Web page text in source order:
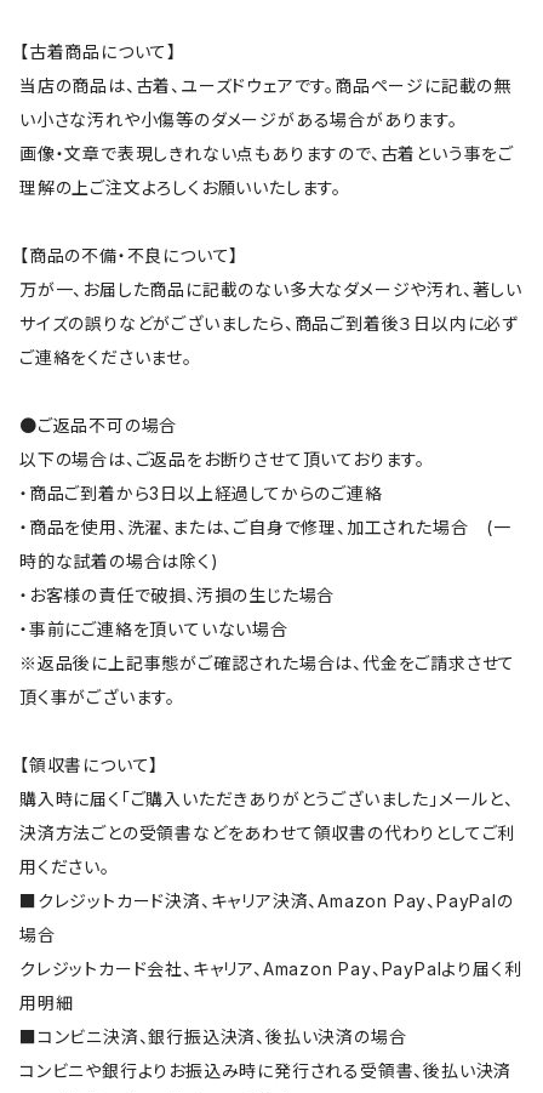
【古着商品について】
当店の商品は、古着、ユーズドウェアです。商品ページに記載の無
い小さな汚れや小傷等のダメージがある場合があります。
画像・文章で表現しきれない点もありますので、古着という事をご
理解の上ご注文よろしくお願いいたします。
【商品の不備・不良について】
万が一、お届した商品に記載のない多大なダメージや汚れ、著しい
サイズの誤りなどがございましたら、商品ご到着後３日以内に必ず
ご連絡をくださいませ。
●ご返品不可の場合
以下の場合は、ご返品をお断りさせて頂いております。
・商品ご到着から3日以上経過してからのご連絡
・商品を使用、洗濯、または、ご自身で修理、加工された場合 (一
時的な試着の場合は除く)
・お客様の責任で破損、汚損の生じた場合
・事前にご連絡を頂いていない場合
※返品後に上記事態がご確認された場合は、代金をご請求させて
頂く事がございます。
【領収書について】
購入時に届く「ご購入いただきありがとうございました」メールと、
決済方法ごとの受領書などをあわせて領収書の代わりとしてご利
用ください。
■クレジットカード決済、キャリア決済、Amazon Pay、PayPalの
場合
クレジットカード会社、キャリア、Amazon Pay、PayPalより届く利
用明細
■コンビニ決済、銀行振込決済、後払い決済の場合
コンビニや銀行よりお振込み時に発行される受領書、後払い決済